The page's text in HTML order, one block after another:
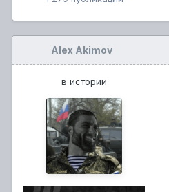
Alex Akimov
в истории